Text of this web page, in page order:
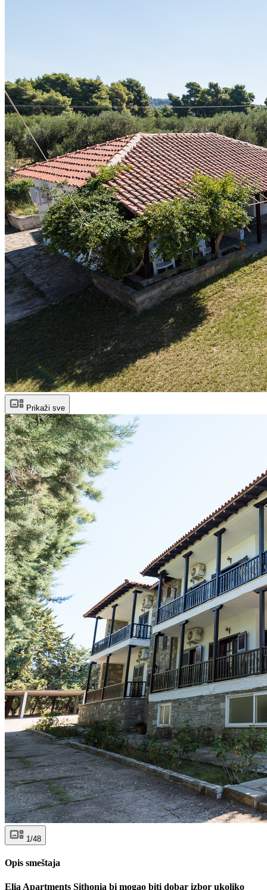
Prikaži sve
1/48
Opis smeštaja
Elia Apartments Sithonia bi mogao biti dobar izbor ukoliko